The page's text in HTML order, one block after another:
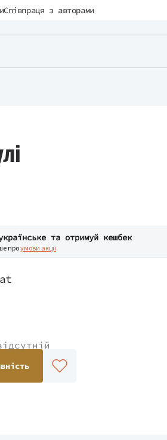
Співпраця з авторами
та отримуй кешбек
проумови акції